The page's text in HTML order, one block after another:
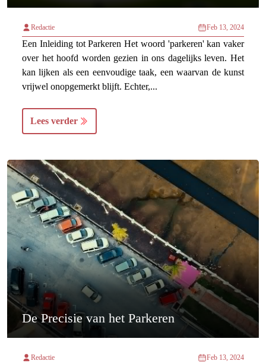
Redactie Feb 13, 2024
Een Inleiding tot Parkeren Het woord 'parkeren' kan vaker
over het hoofd worden gezien in ons dagelijks leven. Het
kan lijken als een eenvoudige taak, een waarvan de kunst
vrijwel onopgemerkt blijft. Echter,...
Lees verder
De Precisie van het Parkeren
Redactie Feb 13, 2024